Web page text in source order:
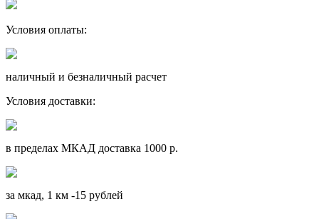
Условия оплаты:
наличный и безналичный расчет
Условия доставки:
в пределах МКАД доставка 1000 р.
за мкад, 1 км -15 рублей